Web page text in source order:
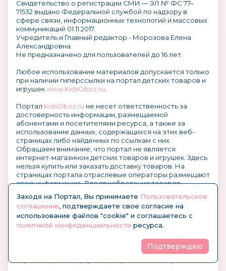
Свидетельство о регистрации СМИ — ЭЛ № ФС 77–
71532 выдано Федеральной службой по надзору в
сфере связи, информационных технологий и массовых
коммуникаций 01.11.2017.
Учредитель и Главный редактор - Морозова Елена
Александровна.
Не предназначено для пользователей до 16 лет.
Любое использование материалов допускается только
при наличии гиперссылки на портал детских товаров и
игрушекwww.KidsOboz.ru
Портал KidsOboz.ru не несет ответственность за
достоверность информации, размещаемой
абонентами и посетителями ресурса, а также за
использование данных, содержащихся на этих веб-
страницах либо найденных по ссылкам с них.
Обращаем внимание, что портал не является
интернет-магазином детских товаров и игрушек. Здесь
нельзя купить или заказать доставку товаров. На
страницах портала отраслевые операторы размещают
свою информацию. Для приобретения товаров
компаниями. Их контакты размещены на портале.
Заходя на Портал, Вы принимаете Пользовательское
соглашение, подтверждаете свое согласие на
ресурса.
Заходя на Портал, Вы принимаете Пользовательское
соглашение, подтверждаете свое согласие на
использование файлов "cookie" и соглашаетесь с
политикой конфиденциальности ресурса.
Подтверждаю